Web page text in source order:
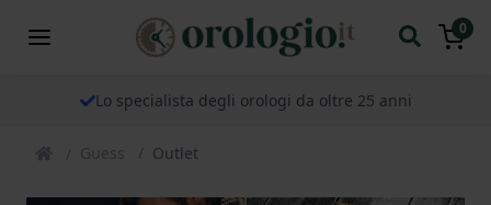
0
Lo specialista degli orologi da oltre 25 anni
Guess Outlet